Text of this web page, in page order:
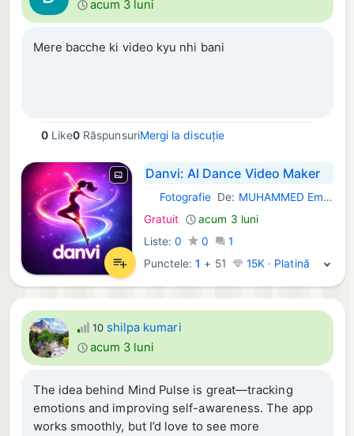
acum 3 luni
Mere bacche ki video kyu nhi bani
0Like0 RăspunsuriMergi la discuție
Danvi: AI Dance Video Maker
iOS Aplicații:
Fotografie De: MUHAMMED Emin DAGDELEN
Gratuit
acum 3 luni
Liste: 0 0
1
Punctele:1 + 51 15K · Platină
10 shilpa kumari
acum 3 luni
The idea behind Mind Pulse is great—tracking
emotions and improving self-awareness. The app
works smoothly, but I’d love to see more